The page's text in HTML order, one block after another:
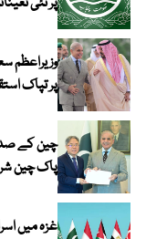
وزیراعظم
پر تپاک
چین کے
پاک چین